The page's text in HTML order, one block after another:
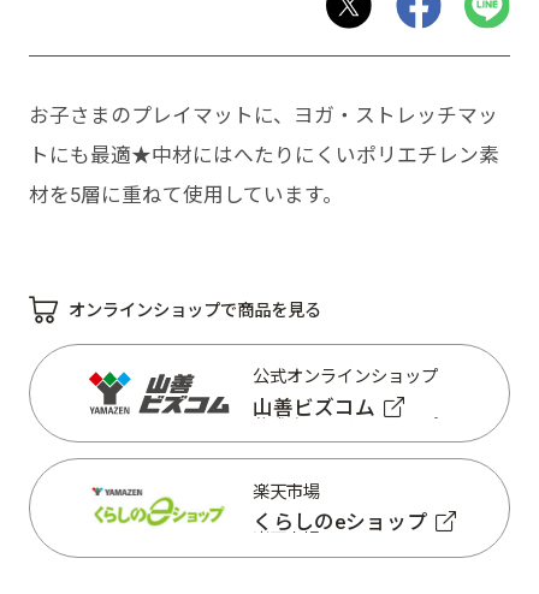
お子さまのプレイマットに、ヨガ・ストレッチマッ
トにも最適★中材にはへたりにくいポリエチレン素
材を5層に重ねて使用しています。
オンラインショップで商品を見る
公式オンラインショップ
山善ビズコム
山善ビズコム
楽天市場
くらしのeショップ